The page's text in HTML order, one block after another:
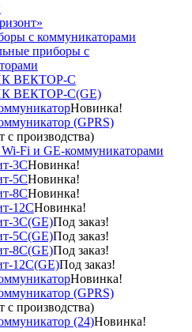
с коммуникаторами
приборы с
ВЕКТОР-С
ВЕКТОР-С(GE)
Новинка!
(GPRS)
с производства)
Fi и GE-коммуникаторами
3СНовинка!
5СНовинка!
8СНовинка!
12СНовинка!
3С(GE)Под заказ!
5С(GE)Под заказ!
8С(GE)Под заказ!
12С(GE)Под заказ!
Новинка!
(GPRS)
с производства)
(24)Новинка!